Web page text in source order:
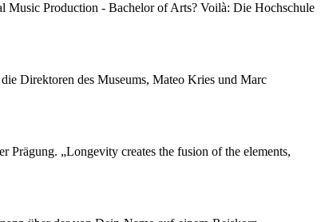
Music Production - Bachelor of Arts? Voilà: Die Hochschule
Direktoren des Museums, Mateo Kries und Marc
„Longevity creates the fusion of the elements,